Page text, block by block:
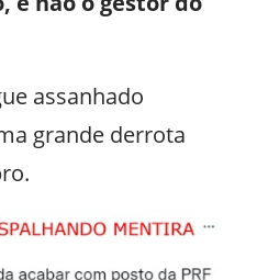
assanhado
grande derrota